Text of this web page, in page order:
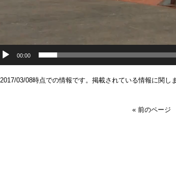
00:00
2017/03/08時点での情報です。掲載されている情報に関し
« 前のページ